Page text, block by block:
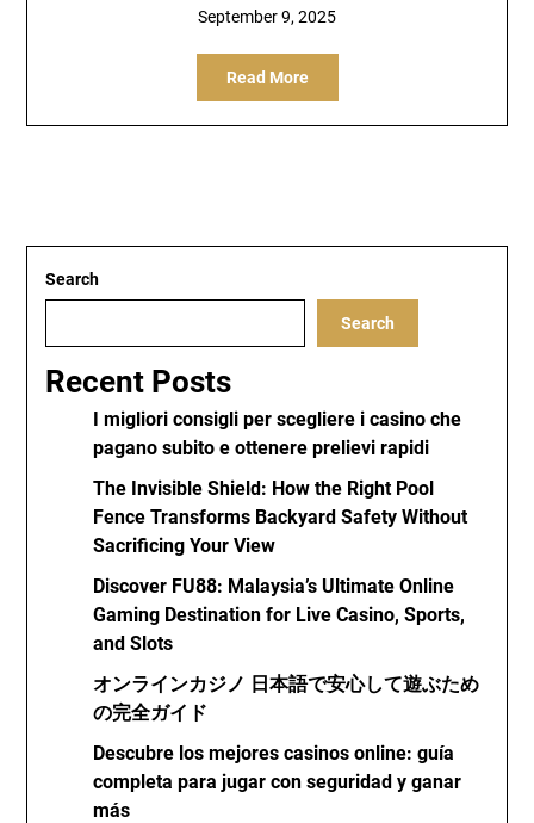
September 9, 2025
Read More
Search
Search
Recent Posts
I migliori consigli per scegliere i casino che
pagano subito e ottenere prelievi rapidi
The Invisible Shield: How the Right Pool
Fence Transforms Backyard Safety Without
Sacrificing Your View
Discover FU88: Malaysia’s Ultimate Online
Gaming Destination for Live Casino, Sports,
and Slots
オンラインカジノ 日本語で安心して遊ぶため
の完全ガイド
Descubre los mejores casinos online: guía
completa para jugar con seguridad y ganar
más